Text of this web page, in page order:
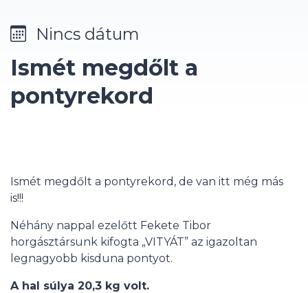
Nincs dátum
Ismét megdőlt a
pontyrekord
Ismét megdőlt a pontyrekord, de van itt még más
is!!!
Néhány nappal ezelőtt Fekete Tibor
horgásztársunk kifogta „VITYÁT” az igazoltan
legnagyobb kisduna pontyot.
A hal súlya 20,3 kg volt.